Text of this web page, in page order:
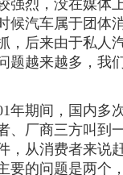
强烈，没在媒体
候汽车属于团体
，后来由于私人
题越来越多，我
期间，国内多
、厂商三方叫到
，从消费者来说
要的问题是两个